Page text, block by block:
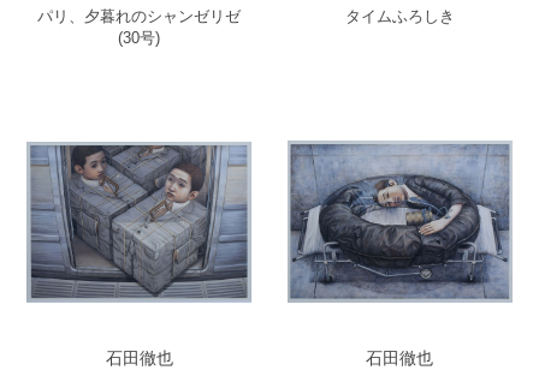
パリ、夕暮れのシャンゼリゼ
(30号)
タイムふろしき
石田徹也 石田徹也